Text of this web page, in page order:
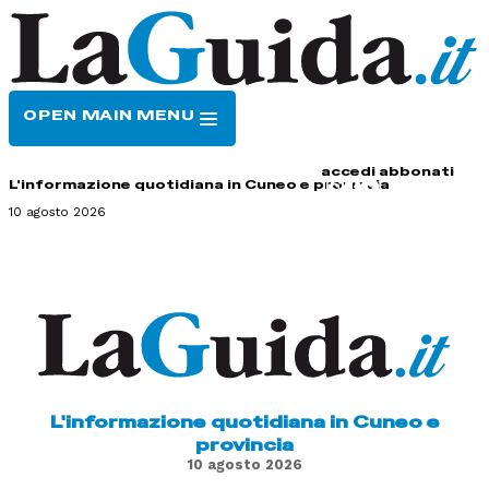
OPEN MAIN MENU
accedi abbonati
L'informazione quotidiana in Cuneo e provincia
10 agosto 2026
L'informazione quotidiana in Cuneo e
provincia
10 agosto 2026